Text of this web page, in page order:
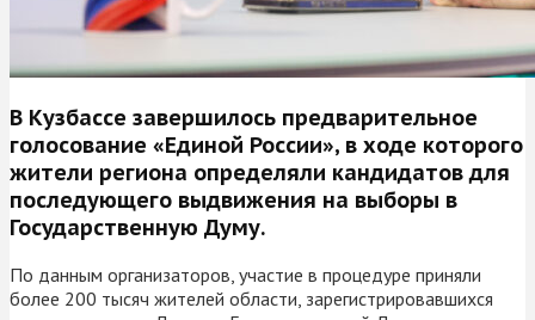
В Кузбассе завершилось предварительное
голосование «Единой России», в ходе которого
жители региона определяли кандидатов для
последующего выдвижения на выборы в
Государственную Думу.
По данным организаторов, участие в процедуре приняли
более 200 тысяч жителей области, зарегистрировавшихся